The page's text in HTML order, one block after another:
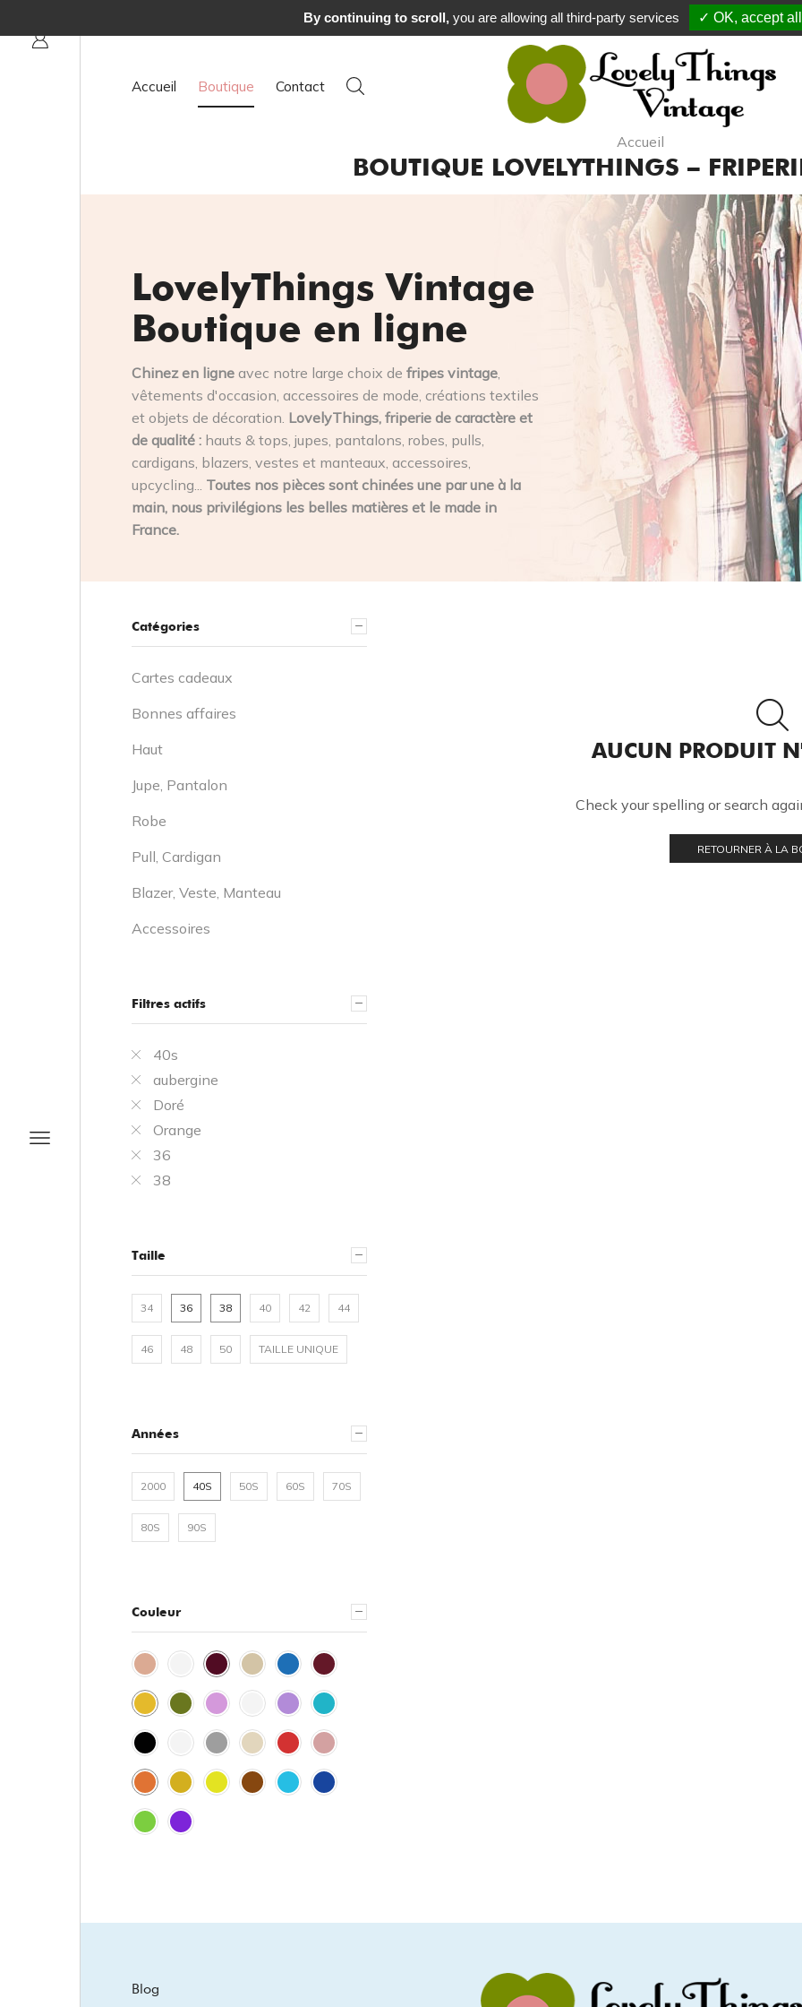
Accueil Boutique Contact
Accueil
BOUTIQUE LOVELYTHINGS –
LovelyThings Vintage
Boutique en ligne
Chinez en ligne avec notre large choix de fripes vintage,
vêtements d'occasion, accessoires de mode, créations textiles
et objets de décoration. LovelyThings, friperie de caractère et
de qualité : hauts & tops, jupes, pantalons, robes, pulls,
cardigans, blazers, vestes et manteaux, accessoires,
upcycling... Toutes nos pièces sont chinées une par une à la
main, nous privilégions les belles matières et le made in
France.
AUCUN PRODUIT
Check your spelling or search
RETOURNER À LA
Catégories
Cartes cadeaux
Bonnes affaires
Haut
Jupe, Pantalon
Robe
Pull, Cardigan
Blazer, Veste, Manteau
Accessoires
Filtres actifs
40s
aubergine
Doré
Orange
36
38
Taille
34 36 38 40 42 44
46 48 50 TAILLE UNIQUE
Années
2000 40S 50S 60S 70S
80S 90S
Couleur
Blog
By continuing to scroll,you are allowing all third-party services ✓ OK, accept all